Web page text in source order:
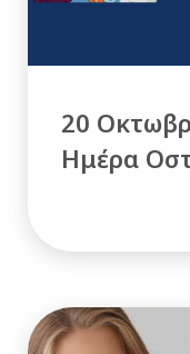
20
Ημέρα